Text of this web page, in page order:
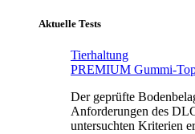
Aktuelle Tests
Tierhaltung
PREMIUM Gummi-
Der geprüfte
Anforderungen des
untersuchten Kriterien